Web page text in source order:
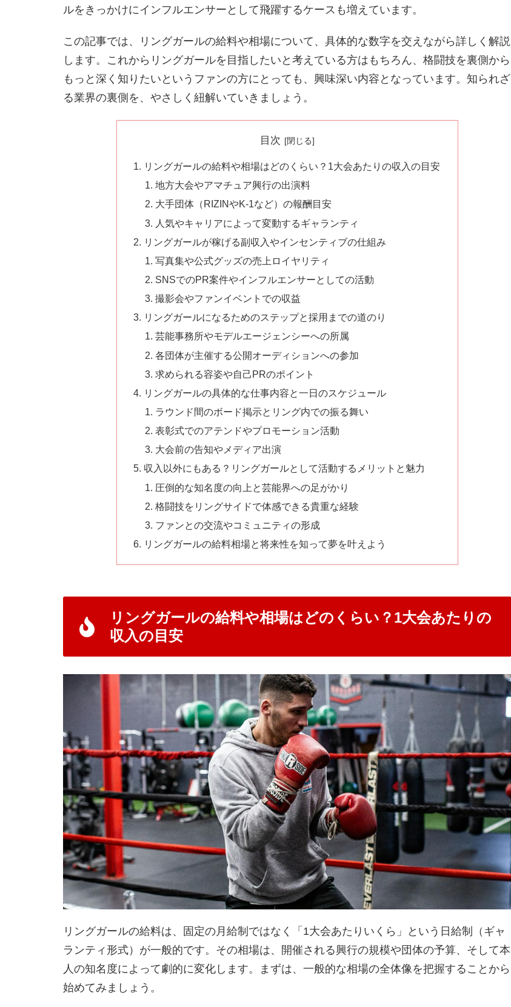
ルをきっかけにインフルエンサーとして飛躍するケースも増えています。
この記事では、リングガールの給料や相場について、具体的な数字を交えながら詳しく解説
します。これからリングガールを目指したいと考えている方はもちろん、格闘技を裏側から
もっと深く知りたいというファンの方にとっても、興味深い内容となっています。知られざ
る業界の裏側を、やさしく紐解いていきましょう。
目次
リングガールの給料や相場はどのくらい？1大会あたりの収入の目安
地方大会やアマチュア興行の出演料
大手団体（RIZINやK-1など）の報酬目安
人気やキャリアによって変動するギャランティ
リングガールが稼げる副収入やインセンティブの仕組み
写真集や公式グッズの売上ロイヤリティ
SNSでのPR案件やインフルエンサーとしての活動
撮影会やファンイベントでの収益
リングガールになるためのステップと採用までの道のり
芸能事務所やモデルエージェンシーへの所属
各団体が主催する公開オーディションへの参加
求められる容姿や自己PRのポイント
リングガールの具体的な仕事内容と一日のスケジュール
ラウンド間のボード掲示とリング内での振る舞い
表彰式でのアテンドやプロモーション活動
大会前の告知やメディア出演
収入以外にもある？リングガールとして活動するメリットと魅力
圧倒的な知名度の向上と芸能界への足がかり
格闘技をリングサイドで体感できる貴重な経験
ファンとの交流やコミュニティの形成
リングガールの給料相場と将来性を知って夢を叶えよう
リングガールの給料や相場はどのくらい？1大会あたりの
収入の目安
リングガールの給料は、固定の月給制ではなく「1大会あたりいくら」という日給制（ギャ
ランティ形式）が一般的です。その相場は、開催される興行の規模や団体の予算、そして本
人の知名度によって劇的に変化します。まずは、一般的な相場の全体像を把握することから
始めてみましょう。